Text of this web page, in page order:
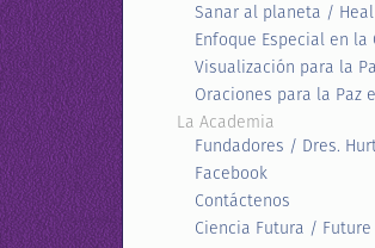
Sanar al planeta /
Enfoque Especial en la
Visualización para la
Oraciones para la Paz
La Academia
Fundadores / Dres.
Facebook
Contáctenos
Ciencia Futura / Future